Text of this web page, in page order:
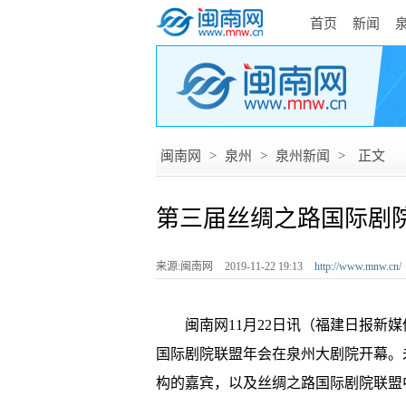
首页 新闻
闽南网 > 泉州 > 泉州新闻 > 正文
第三届丝绸之路国际剧
来源:闽南网 2019-11-22 19:13 http://www.mnw.cn/
闽南网11月22日讯（福建日报新媒
国际剧院联盟年会在泉州大剧院开幕
构的嘉宾，以及丝绸之路国际剧院联